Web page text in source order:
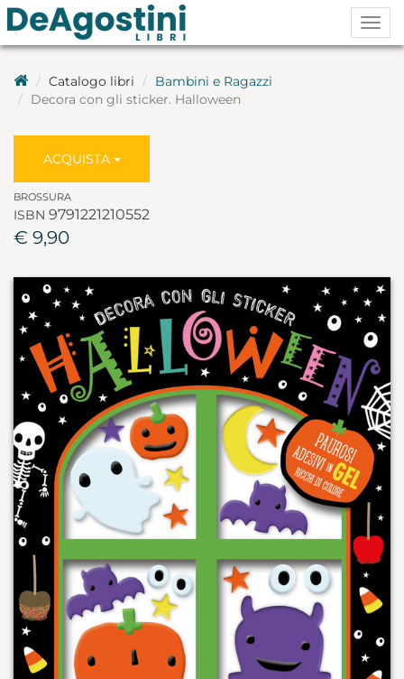
Catalogo libri
Bambini e Ragazzi
Decora con gli sticker. Halloween
ACQUISTA
BROSSURA
ISBN 9791221210552
€ 9,90